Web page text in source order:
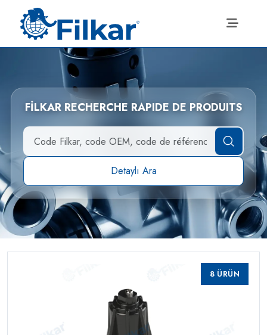
FİLKAR RECHERCHE RAPIDE DE PRODUITS
Detaylı Ara
8 ÜRÜN